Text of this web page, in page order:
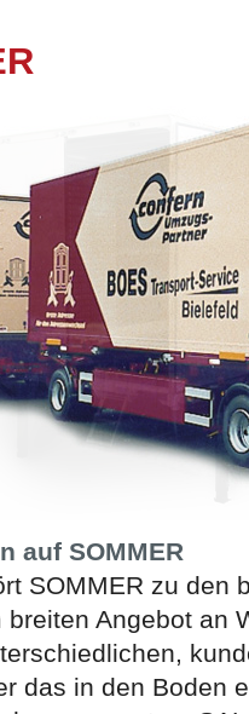
auf SOMMER
SOMMER zu den
Angebot an
das in den Boden